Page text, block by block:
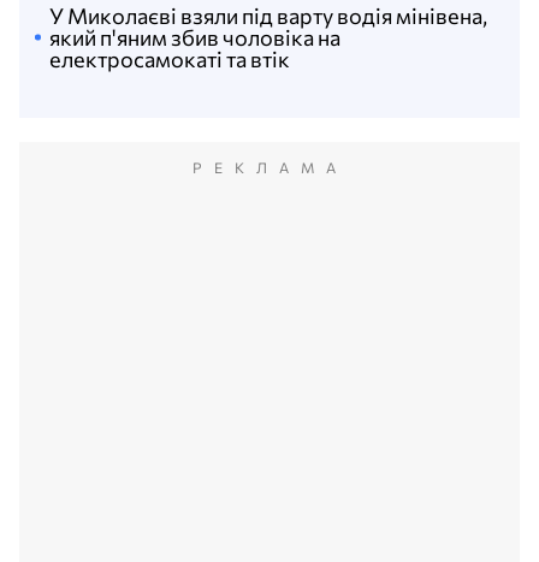
У Миколаєві взяли під варту водія мінівена,
який п'яним збив чоловіка на
електросамокаті та втік
РЕКЛАМА